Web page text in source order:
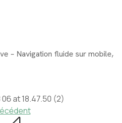
– Navigation fluide sur mobile,